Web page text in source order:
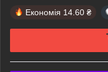
Економія 14.60 ₴